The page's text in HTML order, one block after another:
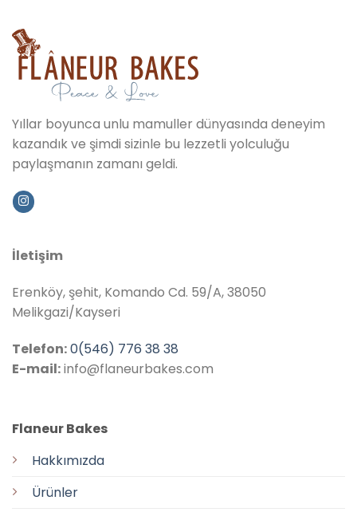
Yıllar boyunca unlu mamuller dünyasında deneyim
kazandık ve şimdi sizinle bu lezzetli yolculuğu
paylaşmanın zamanı geldi.
Flaneur Bakes
Hakkımızda
Ürünler
İletişim
Erenköy, şehit, Komando Cd. 59/A, 38050
Melikgazi/Kayseri
Telefon:0(546) 776 38 38
E-mail:info@flaneurbakes.com